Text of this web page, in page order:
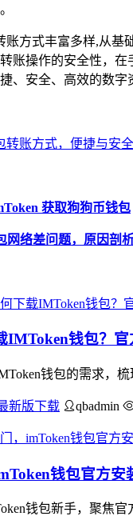
账方式丰富多样,从
账操作的安全性，
、安全、高效的数字
转账方式，便捷与安
获取狗狗币钱包
网络差问题，原因剖
IMToken钱包？
钱包的需求，
新版下载 qbadmin
钱包官方安
钱包新手，聚焦